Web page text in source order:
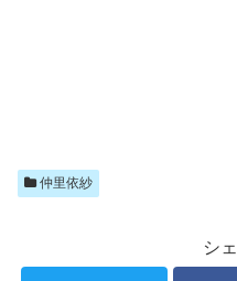
仲里依紗
シ